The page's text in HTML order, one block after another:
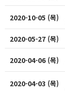
2020-10-05 (목)
2020-05-27 (목)
2020-04-06 (목)
2020-04-03 (목)